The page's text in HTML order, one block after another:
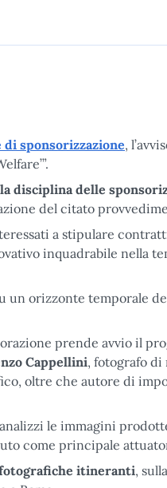
di sponsorizzazione,
disciplina delle
del citato
a stipulare
inquadrabile nella
un orizzonte temporale
prende avvio il
Cappellini, fotografo di
oltre che autore di
le immagini
come principale
itineranti,